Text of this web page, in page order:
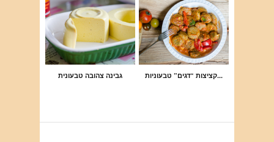
גבינה צהובה טבעונית קציצות “דגים” טבעוניות...